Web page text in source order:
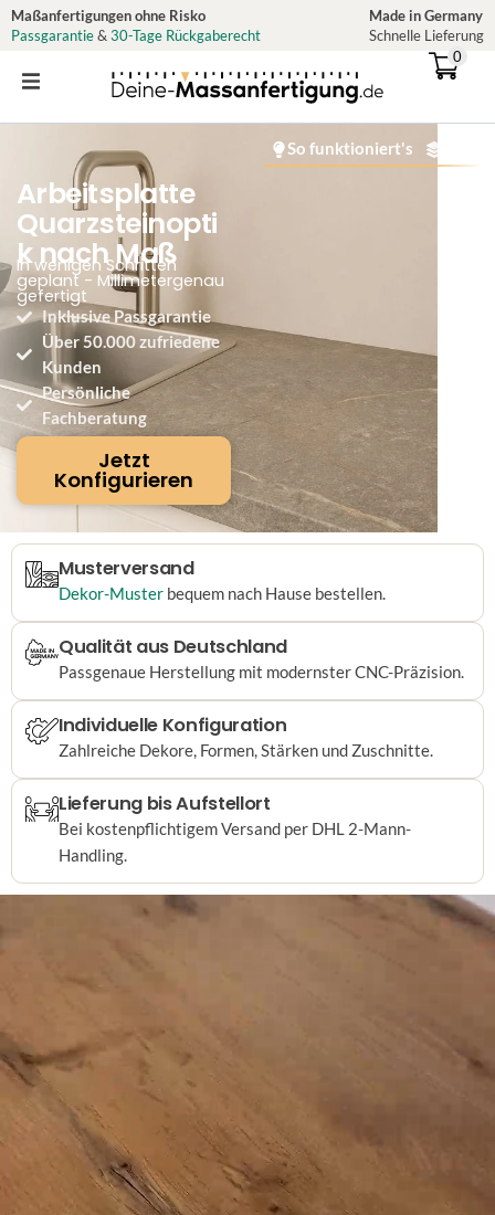
Zum
Inhalt
Maßanfertigungen ohne Risko
Passgarantie& 30-Tage Rückgaberecht
Made in Germany
Schnelle Lieferung
0
Arbeitsplatte
Quarzsteinopti
k nach Maß
In wenigen Schritten
geplant - Millimetergenau
gefertigt
Inklusive Passgarantie
Über 50.000 zufriedene
Kunden
Persönliche
Fachberatung
Jetzt
Konfigurieren
So funktioniert's
Musterversand
Dekor-Muster bequem nach Hause bestellen.
Qualität aus Deutschland
Passgenaue Herstellung mit modernster CNC-Präzision.
Individuelle Konfiguration
Zahlreiche Dekore, Formen, Stärken und Zuschnitte.
Lieferung bis Aufstellort
Bei kostenpflichtigem Versand per DHL 2-Mann-
Handling.